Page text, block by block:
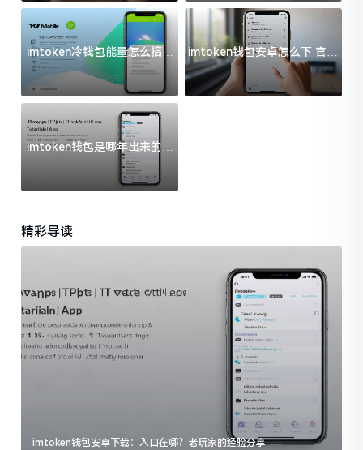
imtoken冷钱包能量怎么搞？
过来人告诉你门道
imtoken钱包安卓怎么下 官方
渠道避坑指南
imtoken钱包是哪年出来的？
一文给你说清楚
精彩导读
imtoken钱包安卓下载：入口在哪？老玩家的经验分享